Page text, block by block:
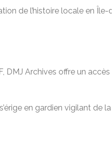
de l’histoire locale en
DMJ Archives offre un
en gardien vigilant de